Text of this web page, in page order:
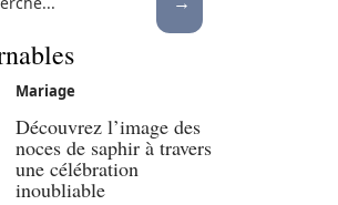
Mariage
Découvrez l’image des
noces de saphir à travers
une célébration
inoubliable